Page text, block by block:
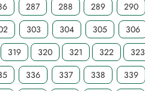
287 288 289 290
303 304 305 306
319
320 321 322 323
336 337 338 339